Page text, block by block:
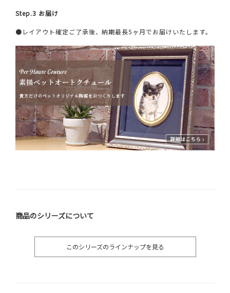
Step.3 お届け
●レイアウト確定ご了承後、納期最長5ヶ月でお届けいたします。
商品のシリーズについて
このシリーズのラインナップを見る